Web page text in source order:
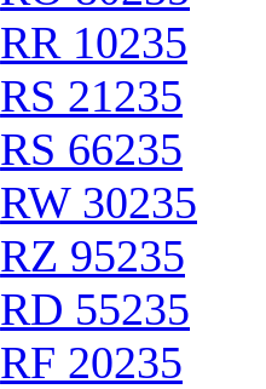
RR 10235
RS 21235
RS 66235
RW 30235
RZ 95235
RD 55235
RF 20235